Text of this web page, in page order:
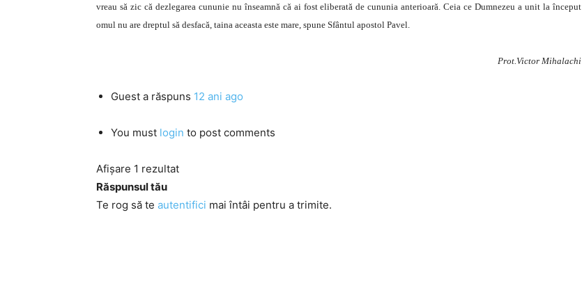
vreau să zic că dezlegarea cununie nu înseamnă că ai fost eliberată de cununia anterioară. Ceia ce Dumnezeu a unit la început
omul nu are dreptul să desfacă, taina aceasta este mare, spune Sfântul apostol Pavel.
Prot.Victor Mihalachi
Guest a răspuns 12 ani ago
You must login to post comments
Afișare 1 rezultat
Răspunsul tău
Te rog să te autentifici mai întâi pentru a trimite.